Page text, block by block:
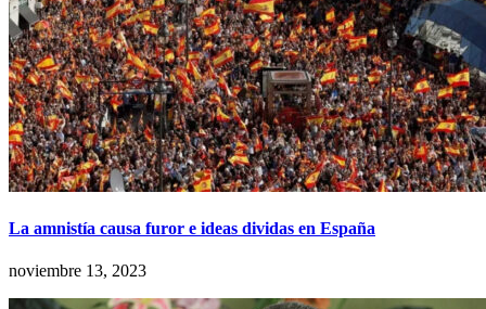
La amnistía causa furor e ideas dividas en España
noviembre 13, 2023